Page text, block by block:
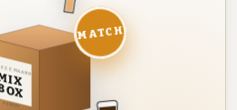
MAAND
8 BIEREN
MATCH